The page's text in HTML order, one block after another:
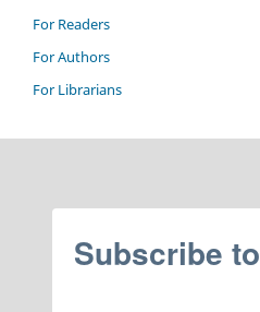
For Readers
For Authors
For Librarians